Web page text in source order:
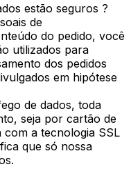
estão seguros ?
de
do pedido, você
utilizados para
dos pedidos
em hipótese
de dados, toda
seja por cartão de
a tecnologia SSL
que só nossa